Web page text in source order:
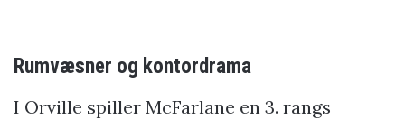
Rumvæsner og kontordrama
I Orville spiller McFarlane en 3. rangs